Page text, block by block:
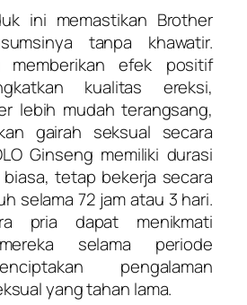
ini memastikan Brother
tanpa khawatir.
memberikan efek positif
kualitas ereksi,
lebih mudah terangsang,
gairah seksual secara
Ginseng memiliki durasi
tetap bekerja secara
selama 72 jam atau 3 hari.
pria dapat menikmati
selama periode
pengalaman
yang tahan lama.